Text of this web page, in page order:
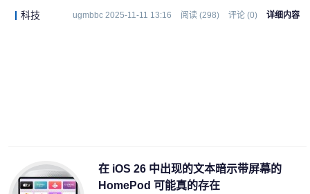
科技 ugmbbc 2025-11-11 13:16 阅读 (298) 评论 (0) 详细内容
在 iOS 26 中出现的文本暗示带屏幕的
HomePod 可能真的存在